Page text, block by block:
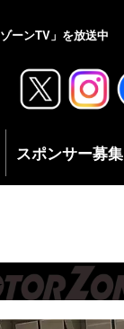
ーンTV」を放送中
スポンサー募集